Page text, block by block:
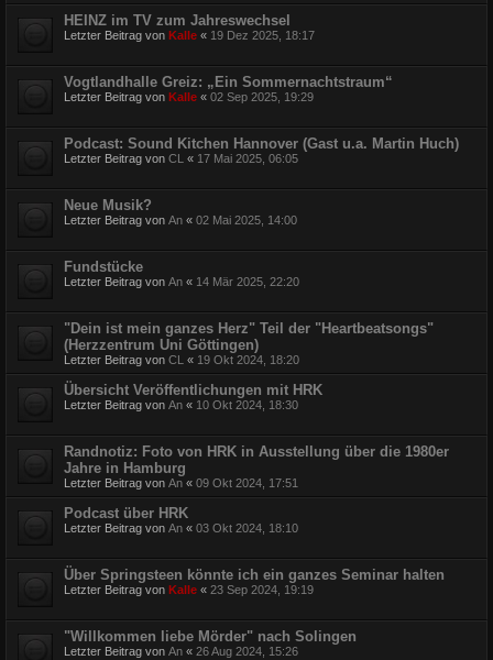
HEINZ im TV zum Jahreswechsel
Letzter Beitrag von Kalle « 19 Dez 2025, 18:17
Vogtlandhalle Greiz: „Ein Sommernachtstraum“
Letzter Beitrag von Kalle « 02 Sep 2025, 19:29
Podcast: Sound Kitchen Hannover (Gast u.a. Martin Huch)
Letzter Beitrag von CL « 17 Mai 2025, 06:05
Neue Musik?
Letzter Beitrag von An « 02 Mai 2025, 14:00
Fundstücke
Letzter Beitrag von An « 14 Mär 2025, 22:20
"Dein ist mein ganzes Herz" Teil der "Heartbeatsongs"
(Herzzentrum Uni Göttingen)
Letzter Beitrag von CL « 19 Okt 2024, 18:20
Übersicht Veröffentlichungen mit HRK
Letzter Beitrag von An « 10 Okt 2024, 18:30
Randnotiz: Foto von HRK in Ausstellung über die 1980er
Jahre in Hamburg
Letzter Beitrag von An « 09 Okt 2024, 17:51
Podcast über HRK
Letzter Beitrag von An « 03 Okt 2024, 18:10
Über Springsteen könnte ich ein ganzes Seminar halten
Letzter Beitrag von Kalle « 23 Sep 2024, 19:19
"Willkommen liebe Mörder" nach Solingen
Letzter Beitrag von An « 26 Aug 2024, 15:26